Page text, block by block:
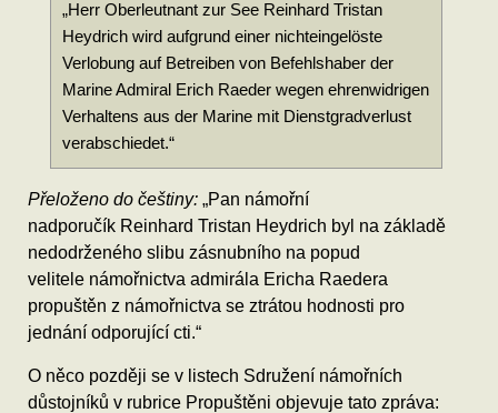
„Herr Oberleutnant zur See Reinhard Tristan
Heydrich wird aufgrund einer nichteingelöste
Verlobung auf Betreiben von Befehlshaber der
Marine Admiral Erich Raeder wegen ehrenwidrigen
Verhaltens aus der Marine mit Dienstgradverlust
verabschiedet.“
Přeloženo do češtiny: „Pan námořní
nadporučík Reinhard Tristan Heydrich byl na základě
nedodrženého slibu zásnubního na popud
velitele námořnictva admirála Ericha Raedera
propuštěn z námořnictva se ztrátou hodnosti pro
jednání odporující cti.“
O něco později se v listech Sdružení námořních
důstojníků v rubrice Propuštěni objevuje tato zpráva: